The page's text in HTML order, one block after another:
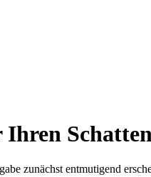
zunächst entmutigend